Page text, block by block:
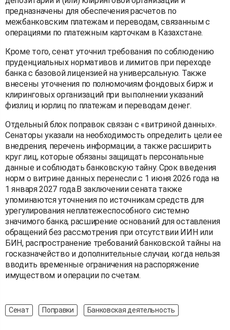
предназначены для обеспечения расчетов по
межбанковским платежам и переводам, связанным с
операциями по платежным карточкам в Казахстане.
Кроме того, сенат уточнил требования по соблюдению
пруденциальных нормативов и лимитов при переходе
банка с базовой лицензией на универсальную. Также
внесены уточнения по полномочиям фондовых бирж и
клиринговых организаций при выполнении указаний
физлиц и юрлиц по платежам и переводам денег.
Отдельный блок поправок связан с «витриной данных».
Сенаторы указали на необходимость определить цели ее
внедрения, перечень информации, а также расширить
круг лиц, которые обязаны защищать персональные
данные и соблюдать банковскую тайну. Срок введения
норм о витрине данных перенесли с 1 июня 2026 года на
1 января 2027 года.В заключении сената также
упоминаются уточнения по источникам средств для
урегулирования неплатежеспособного системно
значимого банка, расширение оснований для оставления
обращений без рассмотрения при отсутствии ИИН или
БИН, распространение требований банковской тайны на
госказначейство и дополнительные случаи, когда нельзя
вводить временные ограничения на распоряжение
имуществом и операции по счетам.
Сенат Поправки Банковская деятельность